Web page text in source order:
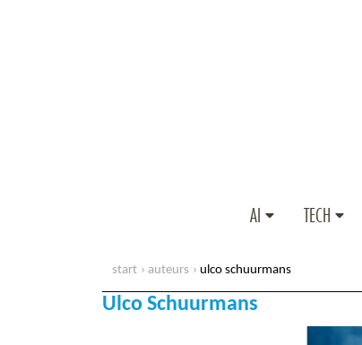
AI TECH
start auteurs ulco schuurmans
Ulco Schuurmans